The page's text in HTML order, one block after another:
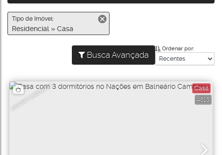
Tipo de Imóvel:
Residencial » Casa
Busca Avançada
Ordenar por:
OPORTUNIDADE 4615
Casa